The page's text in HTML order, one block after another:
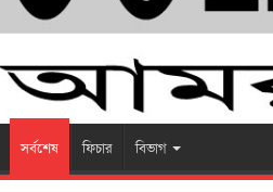
সর্বশেষ ফিচার বিভাগ